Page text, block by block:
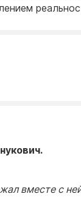
вместе с